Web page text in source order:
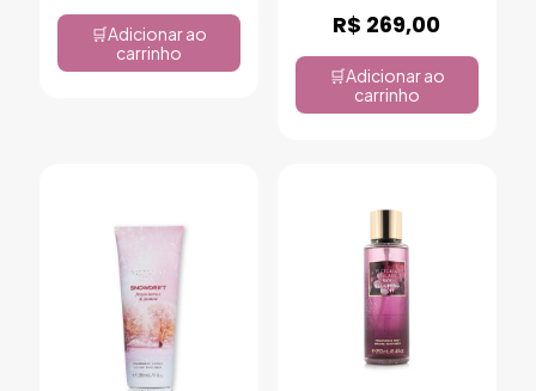
Adicionar ao
carrinho
R$ 269,00
Adicionar ao
carrinho